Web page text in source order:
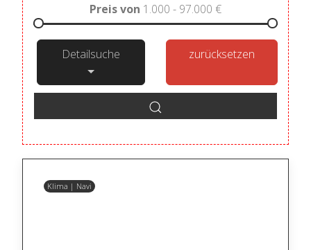
Preis von 1.000 - 97.000 €
Detailsuche zurücksetzen
Klima | Navi